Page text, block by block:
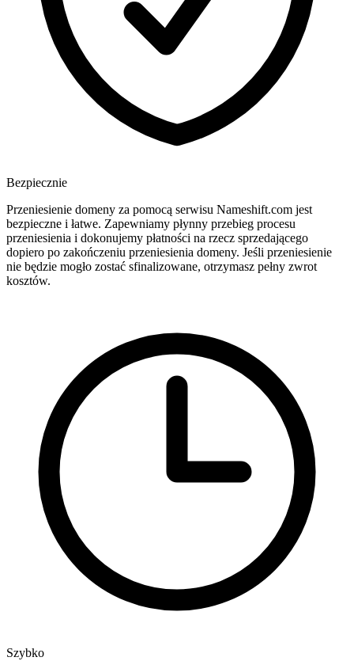
Bezpiecznie
Przeniesienie domeny za pomocą serwisu Nameshift.com jest
bezpieczne i łatwe. Zapewniamy płynny przebieg procesu
przeniesienia i dokonujemy płatności na rzecz sprzedającego
dopiero po zakończeniu przeniesienia domeny. Jeśli przeniesienie
nie będzie mogło zostać sfinalizowane, otrzymasz pełny zwrot
kosztów.
Szybko